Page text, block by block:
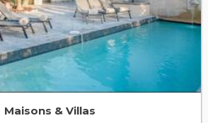
Maisons & Villas